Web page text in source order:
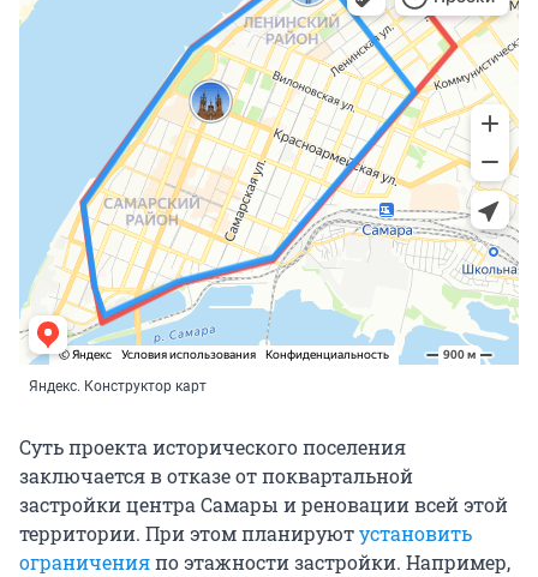
Яндекс. Конструктор карт
Суть проекта исторического поселения
заключается в отказе от поквартальной
застройки центра Самары и реновации всей этой
территории. При этом планируютустановить
ограниченияпо этажности застройки. Например,